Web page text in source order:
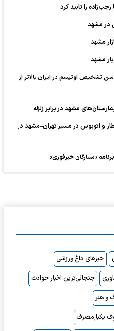
را تایید کرد
در مشهد
مشهد
مشهد
تشخیص اوتیسم در ایران بالاتر از
مشهد در برابر زلزله
و اتوبوس در مسیر تهران–مشهد در
«ستارگان خبرفوری»
خبرهای داغ ورزشی
جنجالی‌ترین اخبار حوادث
و هنر
یکبارمصرف